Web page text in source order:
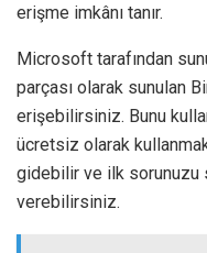
erişme imkânı tanır.
Microsoft tarafından
parçası olarak sunulan
erişebilirsiniz. Bunu
ücretsiz olarak
gidebilir ve ilk sorunuzu
verebilirsiniz.